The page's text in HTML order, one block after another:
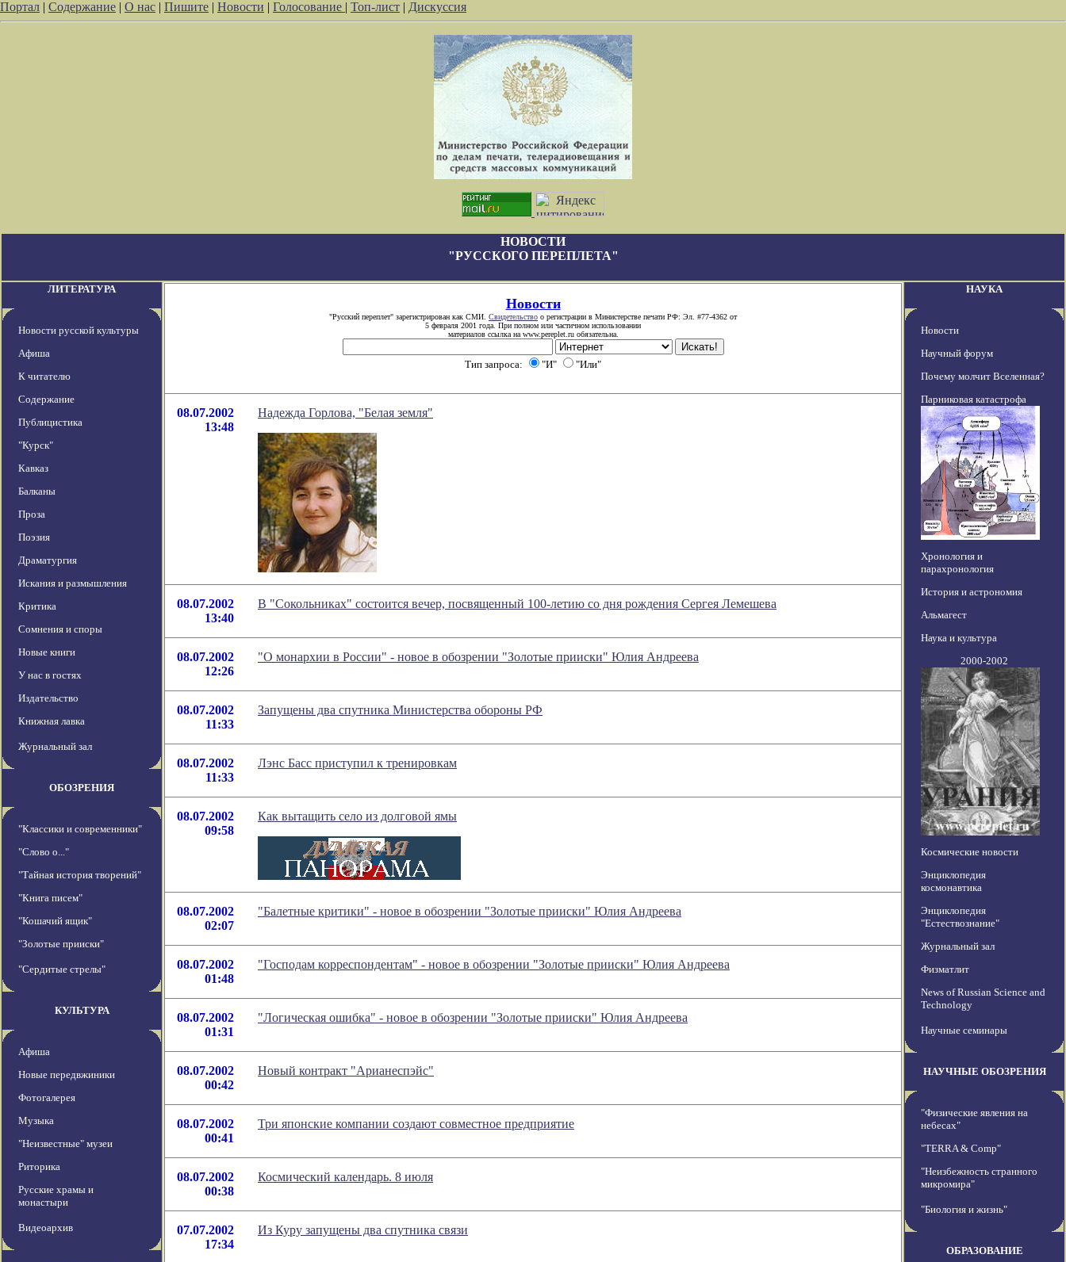
Портал | Содержание | О нас | Пишите | Новости | Голосование | Топ-лист | Дискуссия
НОВОСТИ
"РУССКОГО ПЕРЕПЛЕТА"
ЛИТЕРАТУРА
Новости русской культуры
Афиша
К читателю
Содержание
Публицистика
"Курск"
Кавказ
Балканы
Проза
Поэзия
Драматургия
Искания и размышления
Критика
Сомнения и споры
Новые книги
У нас в гостях
Издательство
Книжная лавка
Журнальный зал
ОБОЗРЕНИЯ
"Классики и современники"
"Слово о..."
"Тайная история творений"
"Книга писем"
"Кошачий ящик"
"Золотые прииски"
"Сердитые стрелы"
КУЛЬТУРА
Афиша
Новые передвжиники
Фотогалерея
Музыка
"Неизвестные" музеи
Риторика
Русские храмы и
монастыри
Видеоархив
Новости
"Русский переплет" зарегистрирован как СМИ. Свидетельство о регистрации в Министерстве печати РФ: Эл. #77-4362 от
5 февраля 2001 года. При полном или частичном использовании
материалов ссылка на www.pereplet.ru обязательна.
Тип запроса: "И" "Или"
08.07.2002
13:48
Надежда Горлова, "Белая земля"
08.07.2002
13:40
В "Сокольниках" состоится вечер, посвященный 100-летию со дня рождения Сергея Лемешева
08.07.2002
12:26
"О монархии в России" - новое в обозрении "Золотые прииски" Юлия Андреева
08.07.2002
11:33
Запущены два спутника Министерства обороны РФ
08.07.2002
11:33
Лэнс Басс приступил к тренировкам
08.07.2002
09:58
Как вытащить село из долговой ямы
08.07.2002
02:07
"Балетные критики" - новое в обозрении "Золотые прииски" Юлия Андреева
08.07.2002
01:48
"Господам корреспондентам" - новое в обозрении "Золотые прииски" Юлия Андреева
08.07.2002
01:31
"Логическая ошибка" - новое в обозрении "Золотые прииски" Юлия Андреева
08.07.2002
00:42
Новый контракт "Арианеспэйс"
08.07.2002
00:41
Три японские компании создают совместное предприятие
08.07.2002
00:38
Космический календарь. 8 июля
07.07.2002
17:34
Из Куру запущены два спутника связи
НАУКА
Новости
Научный форум
Почему молчит Вселенная?
Парниковая катастрофа
Хронология и
парахронология
История и астрономия
Альмагест
Наука и культура
2000-2002
Космические новости
Энциклопедия
космонавтика
Энциклопедия
"Естествознание"
Журнальный зал
Физматлит
News of Russian Science and
Technology
Научные семинары
НАУЧНЫЕ ОБОЗРЕНИЯ
"Физические явления на
небесах"
"TERRA & Comp"
"Неизбежность странного
микромира"
"Биология и жизнь"
ОБРАЗОВАНИЕ